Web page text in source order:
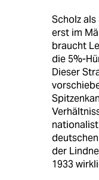
Scholz
erst im
braucht
die 5%-
Dieser
der
1933